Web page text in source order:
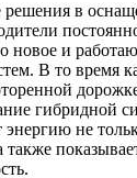
в
новое и
В то время
гибридной
энергию не